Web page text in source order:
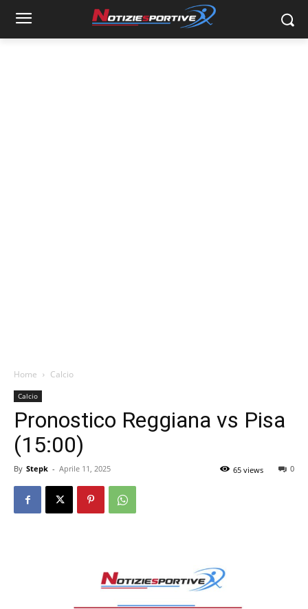
Home Calcio
Calcio
Pronostico Reggiana vs Pisa
(15:00)
By Stepk - Aprile 11, 2025 0
65 views